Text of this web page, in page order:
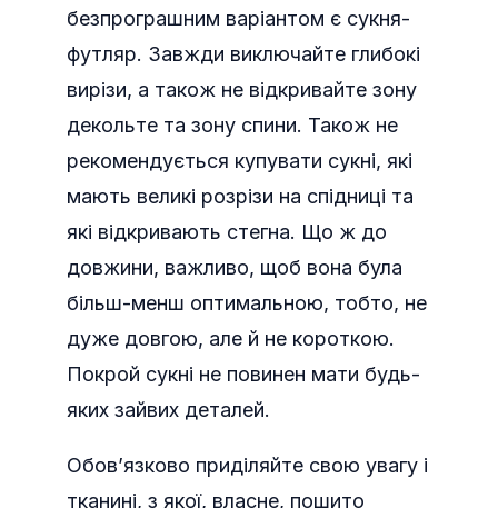
безпрограшним варіантом є сукня-
футляр. Завжди виключайте глибокі
вирізи, а також не відкривайте зону
декольте та зону спини. Також не
рекомендується купувати сукні, які
мають великі розрізи на спідниці та
які відкривають стегна. Що ж до
довжини, важливо, щоб вона була
більш-менш оптимальною, тобто, не
дуже довгою, але й не короткою.
Покрой сукні не повинен мати будь-
яких зайвих деталей.
Обов’язково приділяйте свою увагу і
тканині, з якої, власне, пошито